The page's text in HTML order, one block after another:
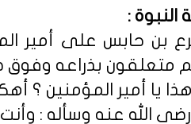
:
بن حابس على أمير
متعلقون بذراعه وفوق
يا أمير المؤمنين ؟
الله عنه وسأله :